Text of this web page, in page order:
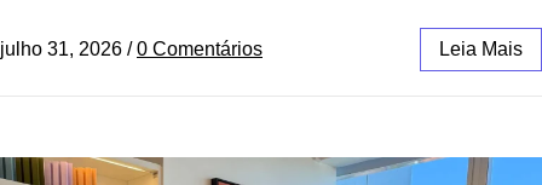
julho 31, 2026 / 0 Comentários Leia Mais